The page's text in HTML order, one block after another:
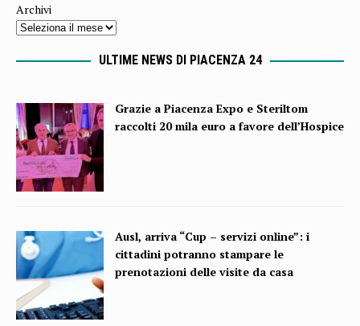
Archivi
ULTIME NEWS DI PIACENZA 24
Grazie a Piacenza Expo e Steriltom
raccolti 20 mila euro a favore dell’Hospice
Ausl, arriva “Cup – servizi online”: i
cittadini potranno stampare le
prenotazioni delle visite da casa